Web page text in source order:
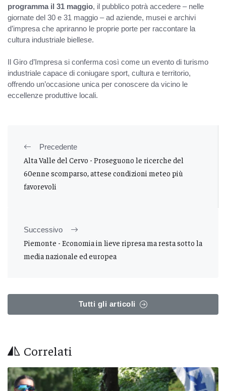
programma il 31 maggio, il pubblico potrà accedere – nelle
giornate del 30 e 31 maggio – ad aziende, musei e archivi
d’impresa che apriranno le proprie porte per raccontare la
cultura industriale biellese.
Il Giro d’Impresa si conferma così come un evento di turismo
industriale capace di coniugare sport, cultura e territorio,
offrendo un’occasione unica per conoscere da vicino le
eccellenze produttive locali.
Precedente
Alta Valle del Cervo - Proseguono le ricerche del
60enne scomparso, attese condizioni meteo più
favorevoli
Successivo
Piemonte - Economia in lieve ripresa ma resta sotto la
media nazionale ed europea
Tutti gli articoli
Correlati